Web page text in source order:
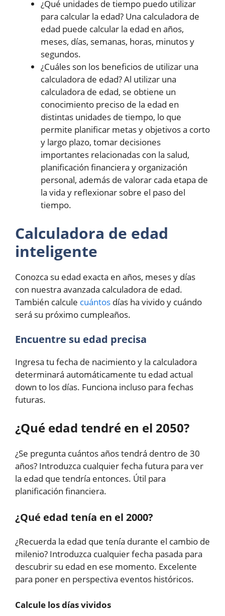
¿Qué unidades de tiempo puedo utilizar
para calcular la edad? Una calculadora de
edad puede calcular la edad en años,
meses, días, semanas, horas, minutos y
segundos.
¿Cuáles son los beneficios de utilizar una
calculadora de edad? Al utilizar una
calculadora de edad, se obtiene un
conocimiento preciso de la edad en
distintas unidades de tiempo, lo que
permite planificar metas y objetivos a corto
y largo plazo, tomar decisiones
importantes relacionadas con la salud,
planificación financiera y organización
personal, además de valorar cada etapa de
la vida y reflexionar sobre el paso del
tiempo.
Calculadora de edad
inteligente
Conozca su edad exacta en años, meses y días
con nuestra avanzada calculadora de edad.
También calcule cuántos días ha vivido y cuándo
será su próximo cumpleaños.
Encuentre su edad precisa
Ingresa tu fecha de nacimiento y la calculadora
determinará automáticamente tu edad actual
down to los días. Funciona incluso para fechas
futuras.
¿Qué edad tendré en el 2050?
¿Se pregunta cuántos años tendrá dentro de 30
años? Introduzca cualquier fecha futura para ver
la edad que tendría entonces. Útil para
planificación financiera.
¿Qué edad tenía en el 2000?
¿Recuerda la edad que tenía durante el cambio de
milenio? Introduzca cualquier fecha pasada para
descubrir su edad en ese momento. Excelente
para poner en perspectiva eventos históricos.
Calcule los días vividos